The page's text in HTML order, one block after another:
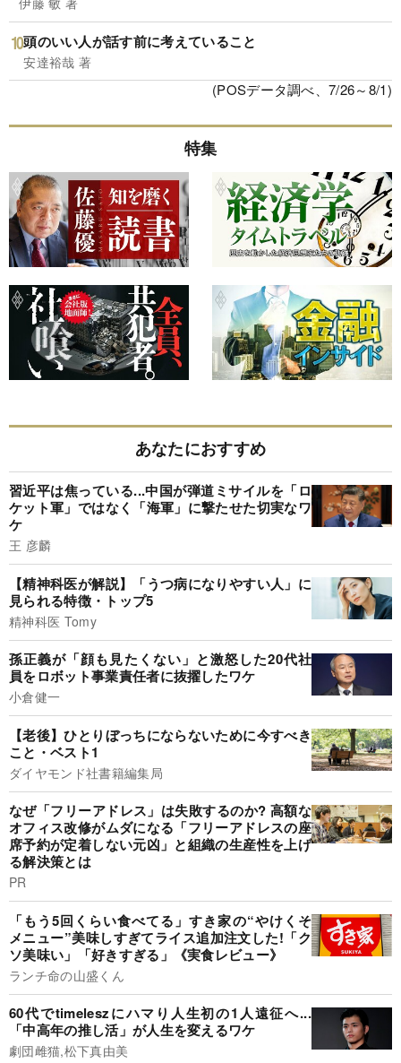
頭のいい人が話す前に考えていること
安達裕哉 著
(POSデータ調べ、7/26～8/1)
特集
あなたにおすすめ
習近平は焦っている...中国が弾道ミサイルを「ロ
ケット軍」ではなく「海軍」に撃たせた切実なワ
ケ
王 彦麟
【精神科医が解説】「うつ病になりやすい人」に
見られる特徴・トップ5
精神科医 Tomy
孫正義が「顔も見たくない」と激怒した20代社
員をロボット事業責任者に抜擢したワケ
小倉健一
【老後】ひとりぼっちにならないために今すべき
こと・ベスト1
ダイヤモンド社書籍編集局
なぜ「フリーアドレス」は失敗するのか? 高額な
オフィス改修がムダになる「フリーアドレスの座
席予約が定着しない元凶」と組織の生産性を上げ
る解決策とは
PR
「もう5回くらい食べてる」すき家の“やけくそ
メニュー”美味しすぎてライス追加注文した!「ク
ソ美味い」「好きすぎる」《実食レビュー》
ランチ命の山盛くん
60代でtimeleszにハマり人生初の1人遠征へ...
「中高年の推し活」が人生を変えるワケ
劇団雌猫,松下真由美